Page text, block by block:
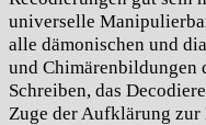
universelle
alle dämonischen und
und Chimärenbildungen
Schreiben, das
Zuge der Aufklärung